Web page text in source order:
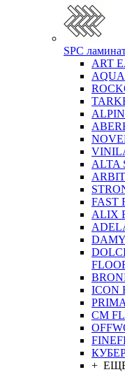
SPC
ART
ALTA
FAST
ALIX
ICON
CM
+